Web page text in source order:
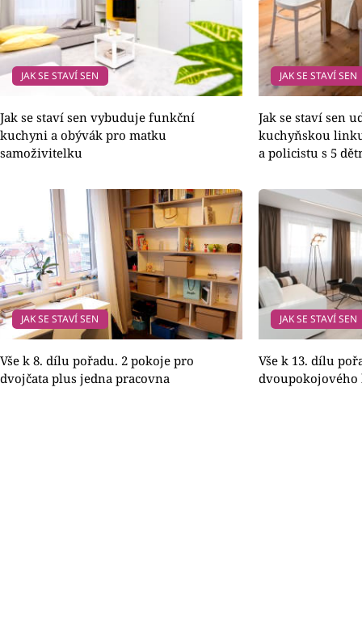
JAK SE STAVÍ SEN
Jak se staví sen vybuduje funkční
kuchyni a obývák pro matku
samoživitelku
JAK SE STAVÍ SEN
Jak se staví sen
kuchyňskou
a policistu s 5
JAK SE STAVÍ SEN
Vše k 8. dílu pořadu. 2 pokoje pro
dvojčata plus jedna pracovna
JAK SE STAVÍ SEN
Vše k 13. dílu